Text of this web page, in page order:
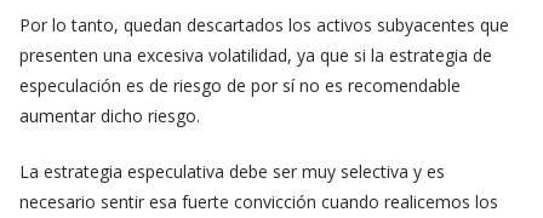
Por lo tanto, quedan descartados los activos subyacentes que
presenten una excesiva volatilidad, ya que si la estrategia de
especulación es de riesgo de por sí no es recomendable
aumentar dicho riesgo.
La estrategia especulativa debe ser muy selectiva y es
necesario sentir esa fuerte convicción cuando realicemos los